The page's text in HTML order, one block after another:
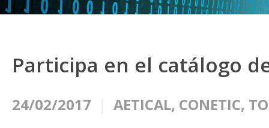
Participa en el catálogo
24/02/2017 AETICAL, CONETIC,